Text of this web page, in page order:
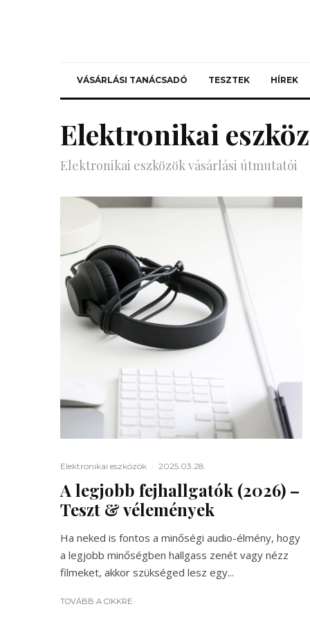
VÁSÁRLÁSI TANÁCSADÓ TESZTEK HÍREK
Elektronikai
Elektronikai eszközök vásárlási útmutatói
Elektronikai eszközök · 2025.03.28.
A legjobb fejhallgatók (2026) –
Teszt & vélemények
Ha neked is fontos a minőségi audio-élmény, hogy
a legjobb minőségben hallgass zenét vagy nézz
filmeket, akkor szükséged lesz egy...
TOVÁBB A CIKKRE